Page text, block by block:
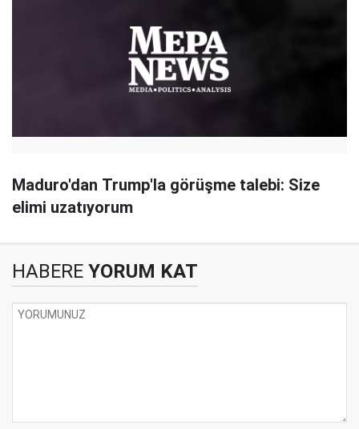
Maduro'dan Trump'la görüşme talebi: Size
elimi uzatıyorum
HABERE YORUM KAT